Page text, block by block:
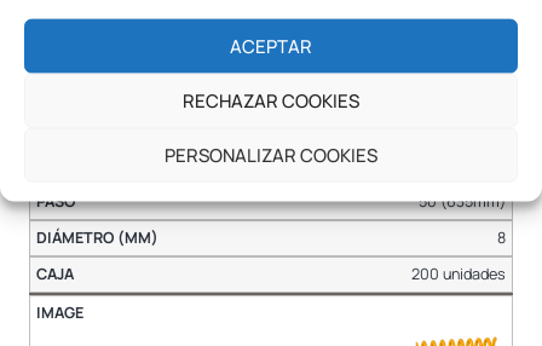
ACEPTAR
RECHAZAR COOKIES
PERSONALIZAR COOKIES
50 (635mm)
8
200 unidades